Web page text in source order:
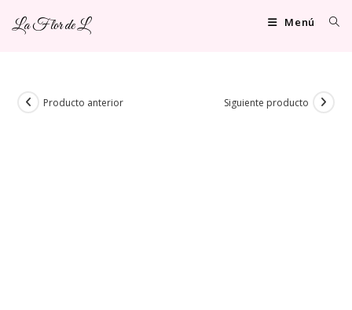
La Flor de L Menú
Producto anterior Siguiente producto